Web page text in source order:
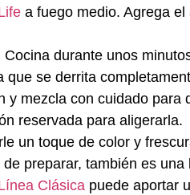
a fuego medio. Agrega
durante unos
se derrita
y mezcla con cuidado
reservada para aligerarla.
un toque de color y
preparar, también es
Clásica puede aportar